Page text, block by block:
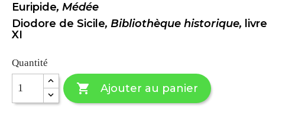
Euripide, Médée
Diodore de Sicile, Bibliothèque historique, livre
XI
Quantité
 Ajouter au panier